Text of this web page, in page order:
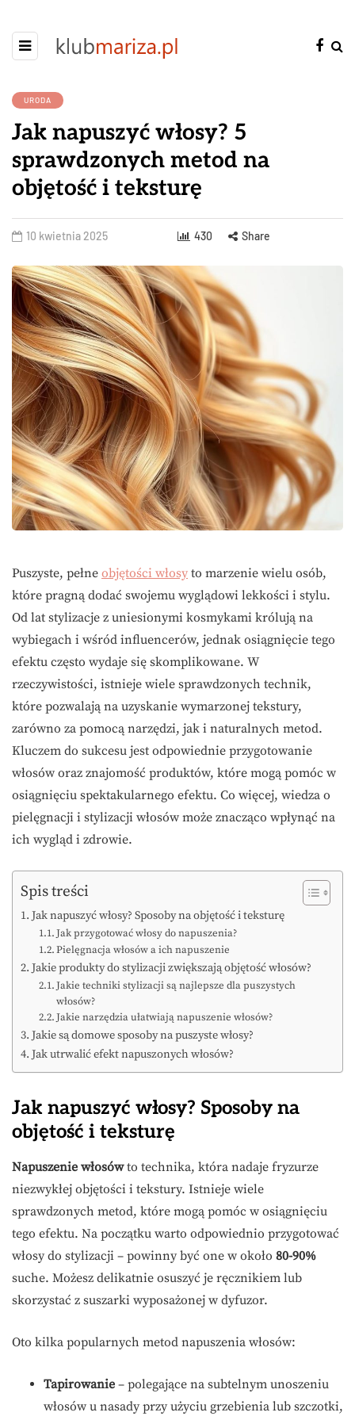
URODA
Jak napuszyć włosy? 5
sprawdzonych metod na
objętość i teksturę
10 kwietnia 2025 430 Share
Puszyste, pełne objętości włosy to marzenie wielu osób,
które pragną dodać swojemu wyglądowi lekkości i stylu.
Od lat stylizacje z uniesionymi kosmykami królują na
wybiegach i wśród influencerów, jednak osiągnięcie tego
efektu często wydaje się skomplikowane. W
rzeczywistości, istnieje wiele sprawdzonych technik,
które pozwalają na uzyskanie wymarzonej tekstury,
zarówno za pomocą narzędzi, jak i naturalnych metod.
Kluczem do sukcesu jest odpowiednie przygotowanie
włosów oraz znajomość produktów, które mogą pomóc w
osiągnięciu spektakularnego efektu. Co więcej, wiedza o
pielęgnacji i stylizacji włosów może znacząco wpłynąć na
ich wygląd i zdrowie.
Spis treści
Jak napuszyć włosy? Sposoby na objętość i teksturę
Jak przygotować włosy do napuszenia?
Pielęgnacja włosów a ich napuszenie
Jakie produkty do stylizacji zwiększają objętość włosów?
Jakie techniki stylizacji są najlepsze dla puszystych
włosów?
Jakie narzędzia ułatwiają napuszenie włosów?
Jakie są domowe sposoby na puszyste włosy?
Jak utrwalić efekt napuszonych włosów?
Jak napuszyć włosy? Sposoby na
objętość i teksturę
Napuszenie włosówto technika, która nadaje fryzurze
niezwykłej objętości i tekstury. Istnieje wiele
sprawdzonych metod, które mogą pomóc w osiągnięciu
tego efektu. Na początku warto odpowiednio przygotować
włosy do stylizacji – powinny być one w około 80-90%
suche. Możesz delikatnie osuszyć je ręcznikiem lub
skorzystać z suszarki wyposażonej w dyfuzor.
Oto kilka popularnych metod napuszenia włosów:
Tapirowanie – polegające na subtelnym unoszeniu
włosów u nasady przy użyciu grzebienia lub szczotki,